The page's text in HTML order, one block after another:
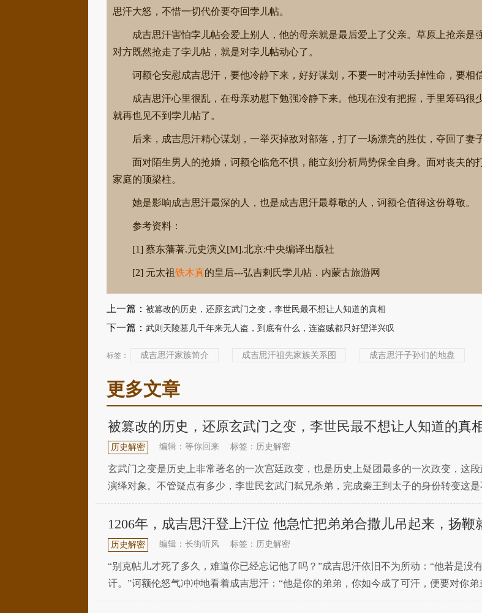
思汗大怒，不惜一切代价要夺回孛儿帖。
成吉思汗害怕孛儿帖会爱上别人，他的母亲就是最后爱上了父亲。草原上抢亲是
对方既然抢走了孛儿帖，就是对孛儿帖动心了。
诃额仑安慰成吉思汗，要他冷静下来，好好谋划，不要一时冲动丢掉性命，要相
成吉思汗心里很乱，在母亲劝慰下勉强冷静下来。他现在没有把握，手里筹码很
就再也见不到孛儿帖了。
后来，成吉思汗精心谋划，一举灭掉敌对部落，打了一场漂亮的胜仗，夺回了妻
面对陌生男人的抢婚，诃额仑临危不惧，能立刻分析局势保全自身。面对丧夫的
家庭的顶梁柱。
她是影响成吉思汗最深的人，也是成吉思汗最尊敬的人，诃额仑值得这份尊敬。
参考资料：
[1] 蔡东藩著.元史演义[M].北京:中央编译出版社
[2] 元太祖铁木真的皇后---弘吉剌氏孛儿帖．内蒙古旅游网
上一篇： 被篡改的历史，还原玄武门之变，李世民最不想让人知道的真相
下一篇： 武则天陵墓几千年来无人盗，到底有什么，连盗贼都只好望洋兴叹
标签： 成吉思汗家族简介 成吉思汗祖先家族关系图 成吉思汗子孙们的地盘
更多文章
被篡改的历史，还原玄武门之变，李世民最不想让人知道的真
历史解密 编辑：等你回来 标签：历史解密
玄武门之变是历史上非常著名的一次宫廷政变，也是历史上疑团最多的一次政变，这
演绎对象。不管疑点有多少，李世民玄武门弑兄杀弟，完成秦王到太子的身份转变这
前因后果，《新唐书》《旧唐书》《资治通鉴》等正史中的记载都过于简略，这无疑
1206年，成吉思汗登上汗位 他急忙把弟弟合撒儿吊起来，扬鞭
历史解密 编辑：长街听风 标签：历史解密
“别克帖儿才死了多久，难道你已经忘记他了吗？”成吉思汗依旧不为所动：“他若是没
讦。”诃额伦怒气冲冲地看着成吉思汗：“他是你的弟弟，你如今成了可汗，便要对你
如何教导你的，外面危险重重，你看不清其中的险峻，反而对你弟弟痛下杀手，我从